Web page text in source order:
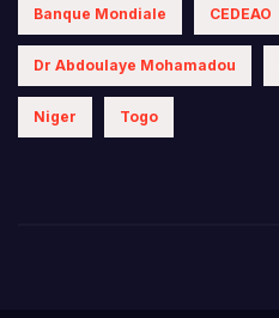
Banque Mondiale CEDEAO
Dr Abdoulaye Mohamadou
Niger Togo